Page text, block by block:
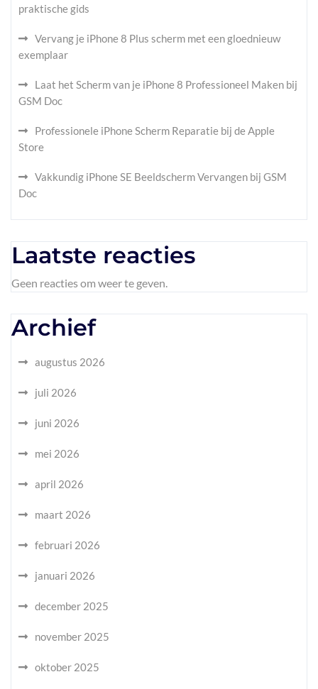
praktische gids
Vervang je iPhone 8 Plus scherm met een gloednieuw
exemplaar
Laat het Scherm van je iPhone 8 Professioneel Maken bij
GSM Doc
Professionele iPhone Scherm Reparatie bij de Apple
Store
Vakkundig iPhone SE Beeldscherm Vervangen bij GSM
Doc
Laatste reacties
Geen reacties om weer te geven.
Archief
augustus 2026
juli 2026
juni 2026
mei 2026
april 2026
maart 2026
februari 2026
januari 2026
december 2025
november 2025
oktober 2025